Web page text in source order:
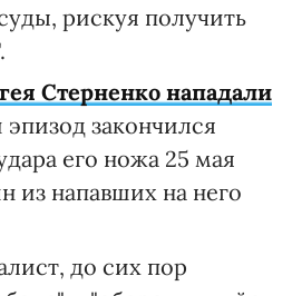
рискуя получить
Стерненко нападали
эпизод закончился
его ножа 25 мая
из напавших на него
до сих пор